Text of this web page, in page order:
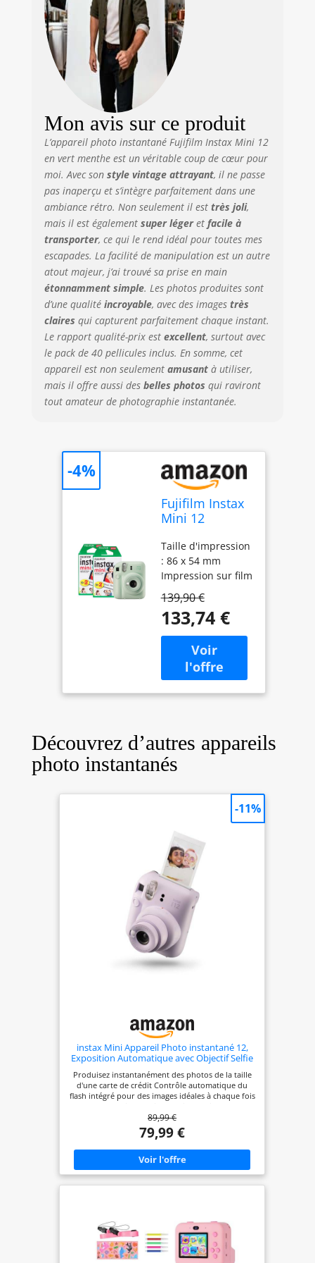
Mon avis sur ce produit
L’appareil photo instantané Fujifilm Instax Mini 12
en vert menthe est un véritable coup de cœur pour
moi. Avec son style vintage attrayant, il ne passe
pas inaperçu et s’intègre parfaitement dans une
ambiance rétro. Non seulement il est très joli,
mais il est également super légeret facile à
transporter, ce qui le rend idéal pour toutes mes
escapades. La facilité de manipulation est un autre
atout majeur, j’ai trouvé sa prise en main
étonnamment simple. Les photos produites sont
d’une qualité incroyable, avec des images très
claires qui capturent parfaitement chaque instant.
Le rapport qualité-prix est excellent, surtout avec
le pack de 40 pellicules inclus. En somme, cet
appareil est non seulement amusantà utiliser,
mais il offre aussi des belles photos qui raviront
tout amateur de photographie instantanée.
Fujifilm Instax
Mini 12
instantané
avec Pack de
40 pellicules
Vert Menthe
Taille d'impression
: 86 x 54 mm
Impression sur film
Color Alimenté par
2 piles AA (LR6)
Contrôle
automatique de
l'exposition Miroir
selfie intégré
139,90 €
133,74 €
-4%
Découvrez d’autres appareils
photo instantanés
instax Mini Appareil Photo instantané 12,
Exposition Automatique avec Objectif Selfie
intégré, Violet Lilas
Produisez instantanément des photos de la taille
d'une carte de crédit Contrôle automatique du
flash intégré pour des images idéales à chaque fois
secondes Utilise tous les mini films instax - Taille
d'impression : 54 (l) x 86 (H) - Image : 46 (l) x 62 (H)
mm
89,99 €
79,99 €
-11%